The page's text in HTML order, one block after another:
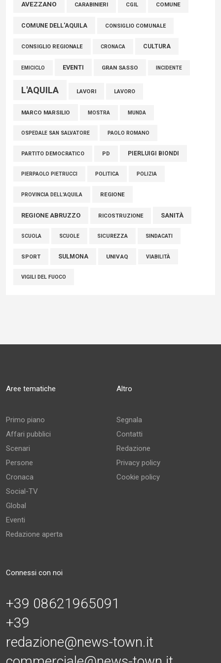
Marcinelle, Verrecchia (FdI): "Un minuto di raccoglimento in
connazionali tra cui molti abruzzesi"
06 Agosto 2026
AVEZZANO CARABINIERI CGIL COMUNE
COMUNE DELL'AQUILA CONSIGLIO COMUNALE
CONSIGLIO REGIONALE CRONACA CULTURA
EMICICLO EVENTI GRAN SASSO INCIDENTE
L'AQUILA LAVORI LAVORO
MARCO MARSILIO MOSTRA MUNDA
OSPEDALE SAN SALVATORE PAOLO ROMANO
PARTITO DEMOCRATICO PD PIERLUIGI BIONDI
PIERPAOLO PIETRUCCI POLITICA POLIZIA
PROVINCIA DELL'AQUILA REGIONE
REGIONE ABRUZZO RICOSTRUZIONE SANITÀ
SCUOLA SCUOLE SICUREZZA SINDACATI
SPORT SULMONA UNIVAQ VIABILITÀ
VIGILI DEL FUOCO
Aree tematiche
Primo piano
Affari pubblici
Scenari
Persone
Cronaca
Social-TV
Global
Eventi
Redazione aperta
Altro
Segnala
Contatti
Redazione
Privacy policy
Cookie policy
Connessi con noi
+39 08621965091
+39
redazione@news-town.it